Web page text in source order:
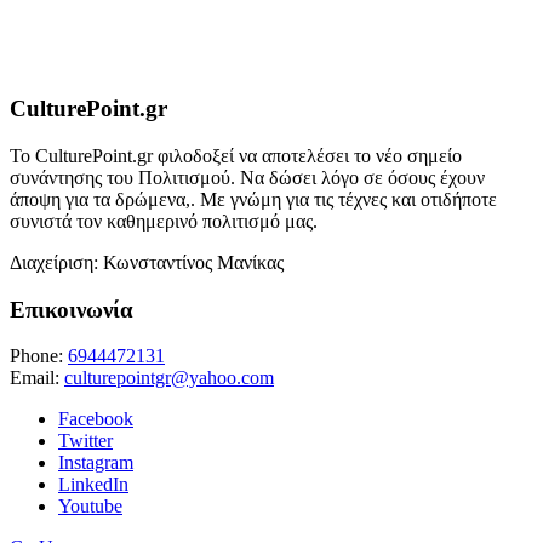
CulturePoint.gr
Το CulturePoint.gr φιλοδοξεί να αποτελέσει το νέο σημείο
συνάντησης του Πολιτισμού. Να δώσει λόγο σε όσους έχουν
άποψη για τα δρώμενα,. Με γνώμη για τις τέχνες και οτιδήποτε
συνιστά τον καθημερινό πολιτισμό μας.
Διαχείριση: Κωνσταντίνος Μανίκας
Επικοινωνία
Phone: 6944472131
Email: culturepointgr@yahoo.com
Facebook
Twitter
Instagram
LinkedIn
Youtube